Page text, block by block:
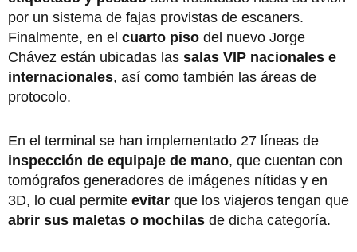
por un sistema de fajas provistas de escaners.
Finalmente, en el cuarto piso del nuevo Jorge
Chávez están ubicadas las salas VIP nacionales e
internacionales, así como también las áreas de
protocolo.
En el terminal se han implementado 27 líneas de
inspección de equipaje de mano, que cuentan con
tomógrafos generadores de imágenes nítidas y en
3D, lo cual permite evitar que los viajeros tengan que
abrir sus maletas o mochilas de dicha categoría.